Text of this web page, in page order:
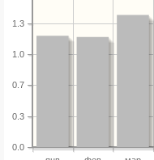
0.0
0.3
0.7
1.0
1.3